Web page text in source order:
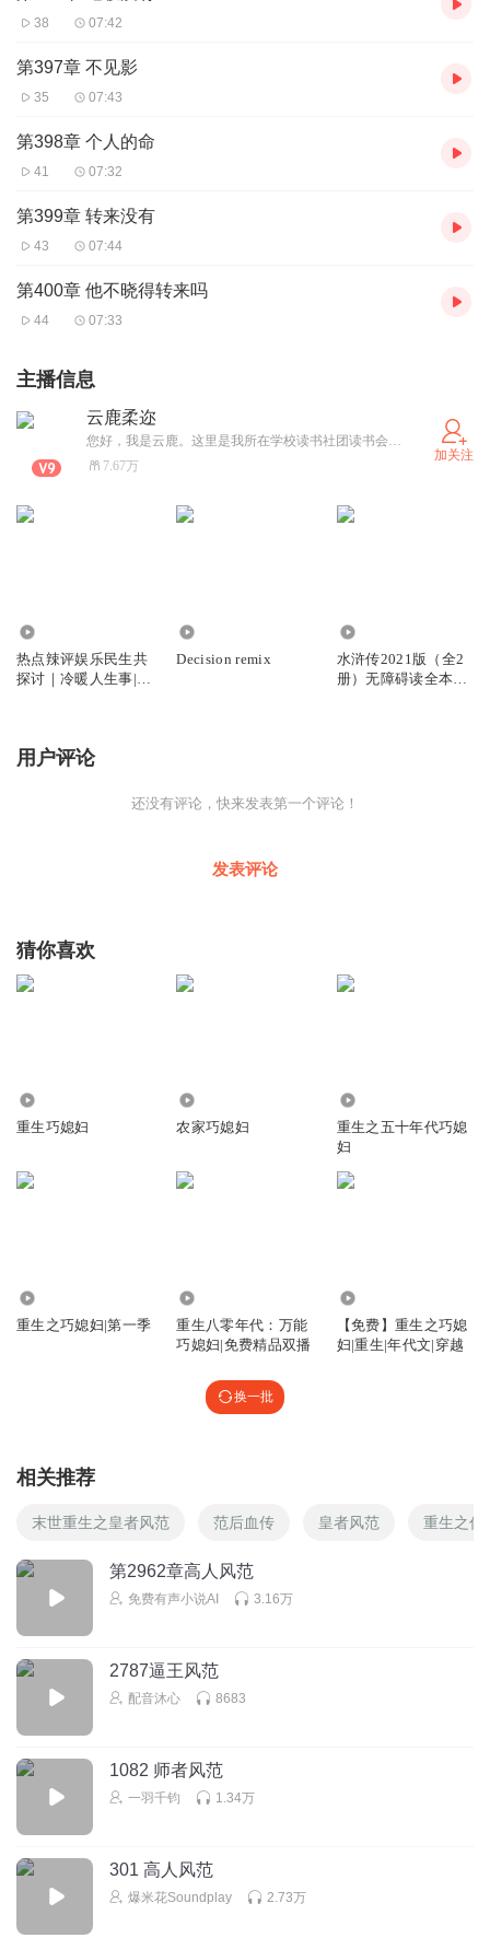
38 07:42
第397章 不见影
35 07:43
第398章 个人的命
41 07:32
第399章 转来没有
43 07:44
第400章 他不晓得转来吗
44 07:33
主播信息
云鹿柔迩
您好，我是云鹿。这里是我所在学校读书社团读书会的一些阅读的作业课件 因时间有限且制作技术不是很精良请谅解我的粗制。我正在努力学习和探索制作有声读物。真是一门学问 。同时感谢大家希望能一起共同支持正版 。生命是时间轴的昙花一现，瞬间也要努力绽放的爱。
7.67万
加关注
热点辣评娱乐民生共
探讨｜冷暖人生事|大
Decision remix
水浒传2021版（全2
册）无障碍读全本经
用户评论
还没有评论，快来发表第一个评论！
发表评论
猜你喜欢
重生巧媳妇 农家巧媳妇
重生之五十年代巧媳
妇
重生之巧媳妇|第一季
重生八零年代：万能
巧媳妇|免费精品双播
【免费】重生之巧媳
妇|重生|年代文|穿越
换一批
相关推荐
末世重生之皇者风范 范后血传 皇者风范 重生之你
第2962章高人风范
免费有声小说AI 3.16万
2787逼王风范
配音沐心 8683
1082 师者风范
一羽千钧 1.34万
301 高人风范
爆米花Soundplay 2.73万